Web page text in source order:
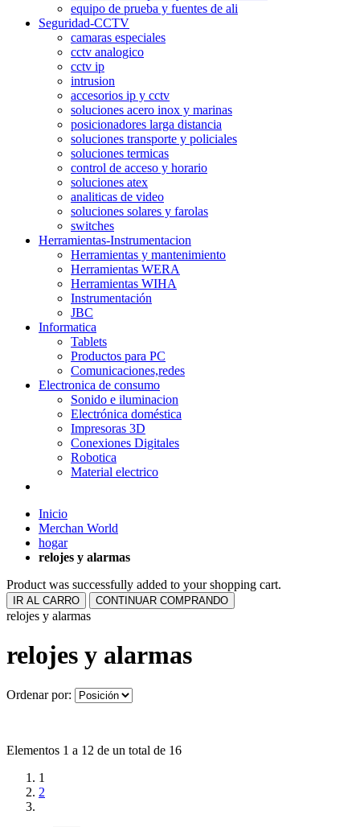
equipo de prueba y fuentes de ali
Seguridad-CCTV
camaras especiales
cctv analogico
cctv ip
intrusion
accesorios ip y cctv
soluciones acero inox y marinas
posicionadores larga distancia
soluciones transporte y policiales
soluciones termicas
control de acceso y horario
soluciones atex
analiticas de video
soluciones solares y farolas
switches
Herramientas-Instrumentacion
Herramientas y mantenimiento
Herramientas WERA
Herramientas WIHA
Instrumentación
JBC
Informatica
Tablets
Productos para PC
Comunicaciones,redes
Electronica de consumo
Sonido e iluminacion
Electrónica doméstica
Impresoras 3D
Conexiones Digitales
Robotica
Material electrico
Inicio
Merchan World
hogar
relojes y alarmas
Product was successfully added to your shopping cart.
IR AL CARRO CONTINUAR COMPRANDO
relojes y alarmas
relojes y alarmas
Ordenar por:
Elementos 1 a 12 de un total de 16
1
2